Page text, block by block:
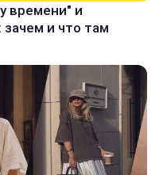
времени" и
и что там